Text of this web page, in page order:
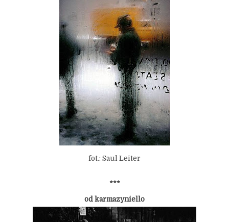
fot.: Saul Leiter
***
od karmazyniello